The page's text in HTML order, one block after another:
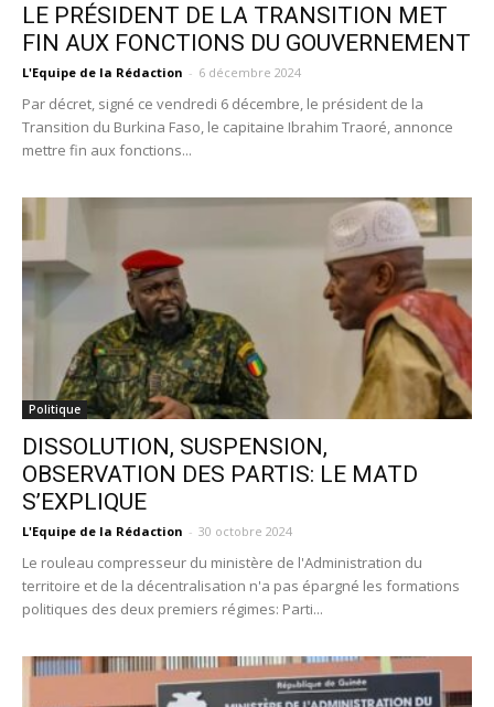
LE PRÉSIDENT DE LA TRANSITION MET
FIN AUX FONCTIONS DU GOUVERNEMENT
L'Equipe de la Rédaction - 6 décembre 2024
Par décret, signé ce vendredi 6 décembre, le président de la
Transition du Burkina Faso, le capitaine Ibrahim Traoré, annonce
mettre fin aux fonctions...
Politique
DISSOLUTION, SUSPENSION,
OBSERVATION DES PARTIS: LE MATD
S’EXPLIQUE
L'Equipe de la Rédaction - 30 octobre 2024
Le rouleau compresseur du ministère de l'Administration du
territoire et de la décentralisation n'a pas épargné les formations
politiques des deux premiers régimes: Parti...